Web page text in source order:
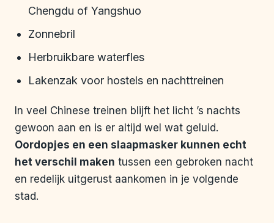
Chengdu of Yangshuo
Zonnebril
Herbruikbare waterfles
Lakenzak voor hostels en nachttreinen
In veel Chinese treinen blijft het licht ’s nachts
gewoon aan en is er altijd wel wat geluid.
Oordopjes en een slaapmasker kunnen echt
het verschil maken tussen een gebroken nacht
en redelijk uitgerust aankomen in je volgende
stad.